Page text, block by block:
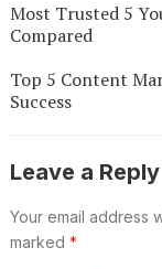
Most Trusted 5
Compared
Top 5 Content
Success
Leave a Reply
Your email address
marked *